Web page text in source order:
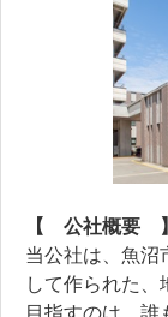
【 公社概要 】
当公社は、魚沼
して作られた、
目指すのは、誰